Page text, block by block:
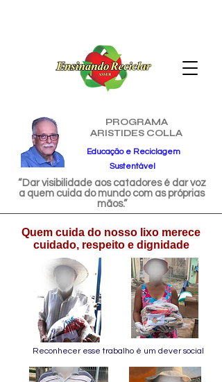
PROGRAMA
ARISTIDES COLLA
Educação e Reciclagem
Sustentável
“Dar visibilidade aos catadores é dar voz
a quem cuida do mundo com as próprias
mãos.”
Quem cuida do nosso lixo merece
cuidado, respeito e dignidade
Reconhecer esse trabalho é um dever social